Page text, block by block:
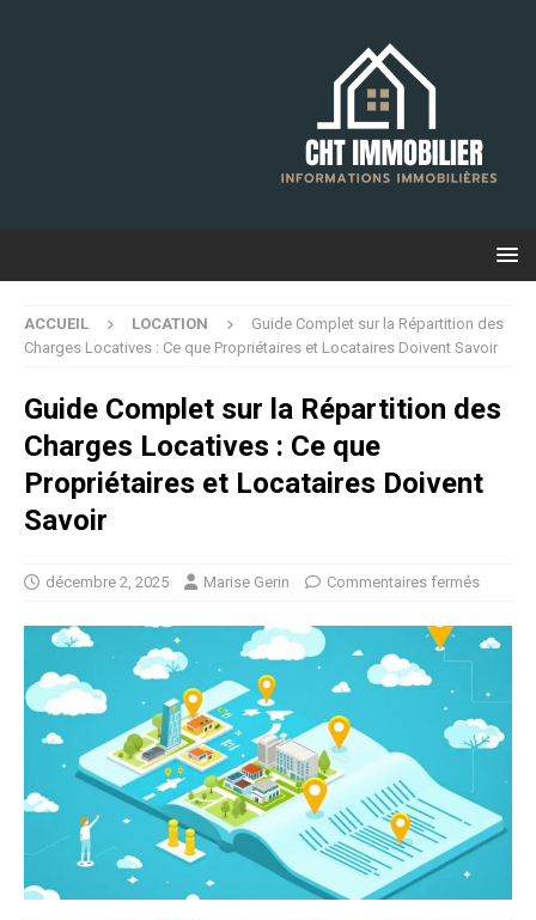
ACCUEIL LOCATION
Guide Complet sur la Répartition des
Charges Locatives : Ce que Propriétaires et Locataires Doivent Savoir
Guide Complet sur la Répartition des
Charges Locatives : Ce que
Propriétaires et Locataires Doivent
Savoir
décembre 2, 2025 Marise Gerin Commentaires fermés